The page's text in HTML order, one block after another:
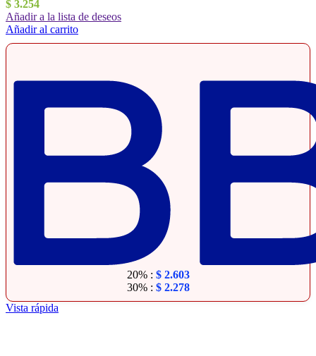
$ 3.254
Añadir a la lista de deseos
Añadir al carrito
20% : $2.603
30% : $2.278
Vista rápida